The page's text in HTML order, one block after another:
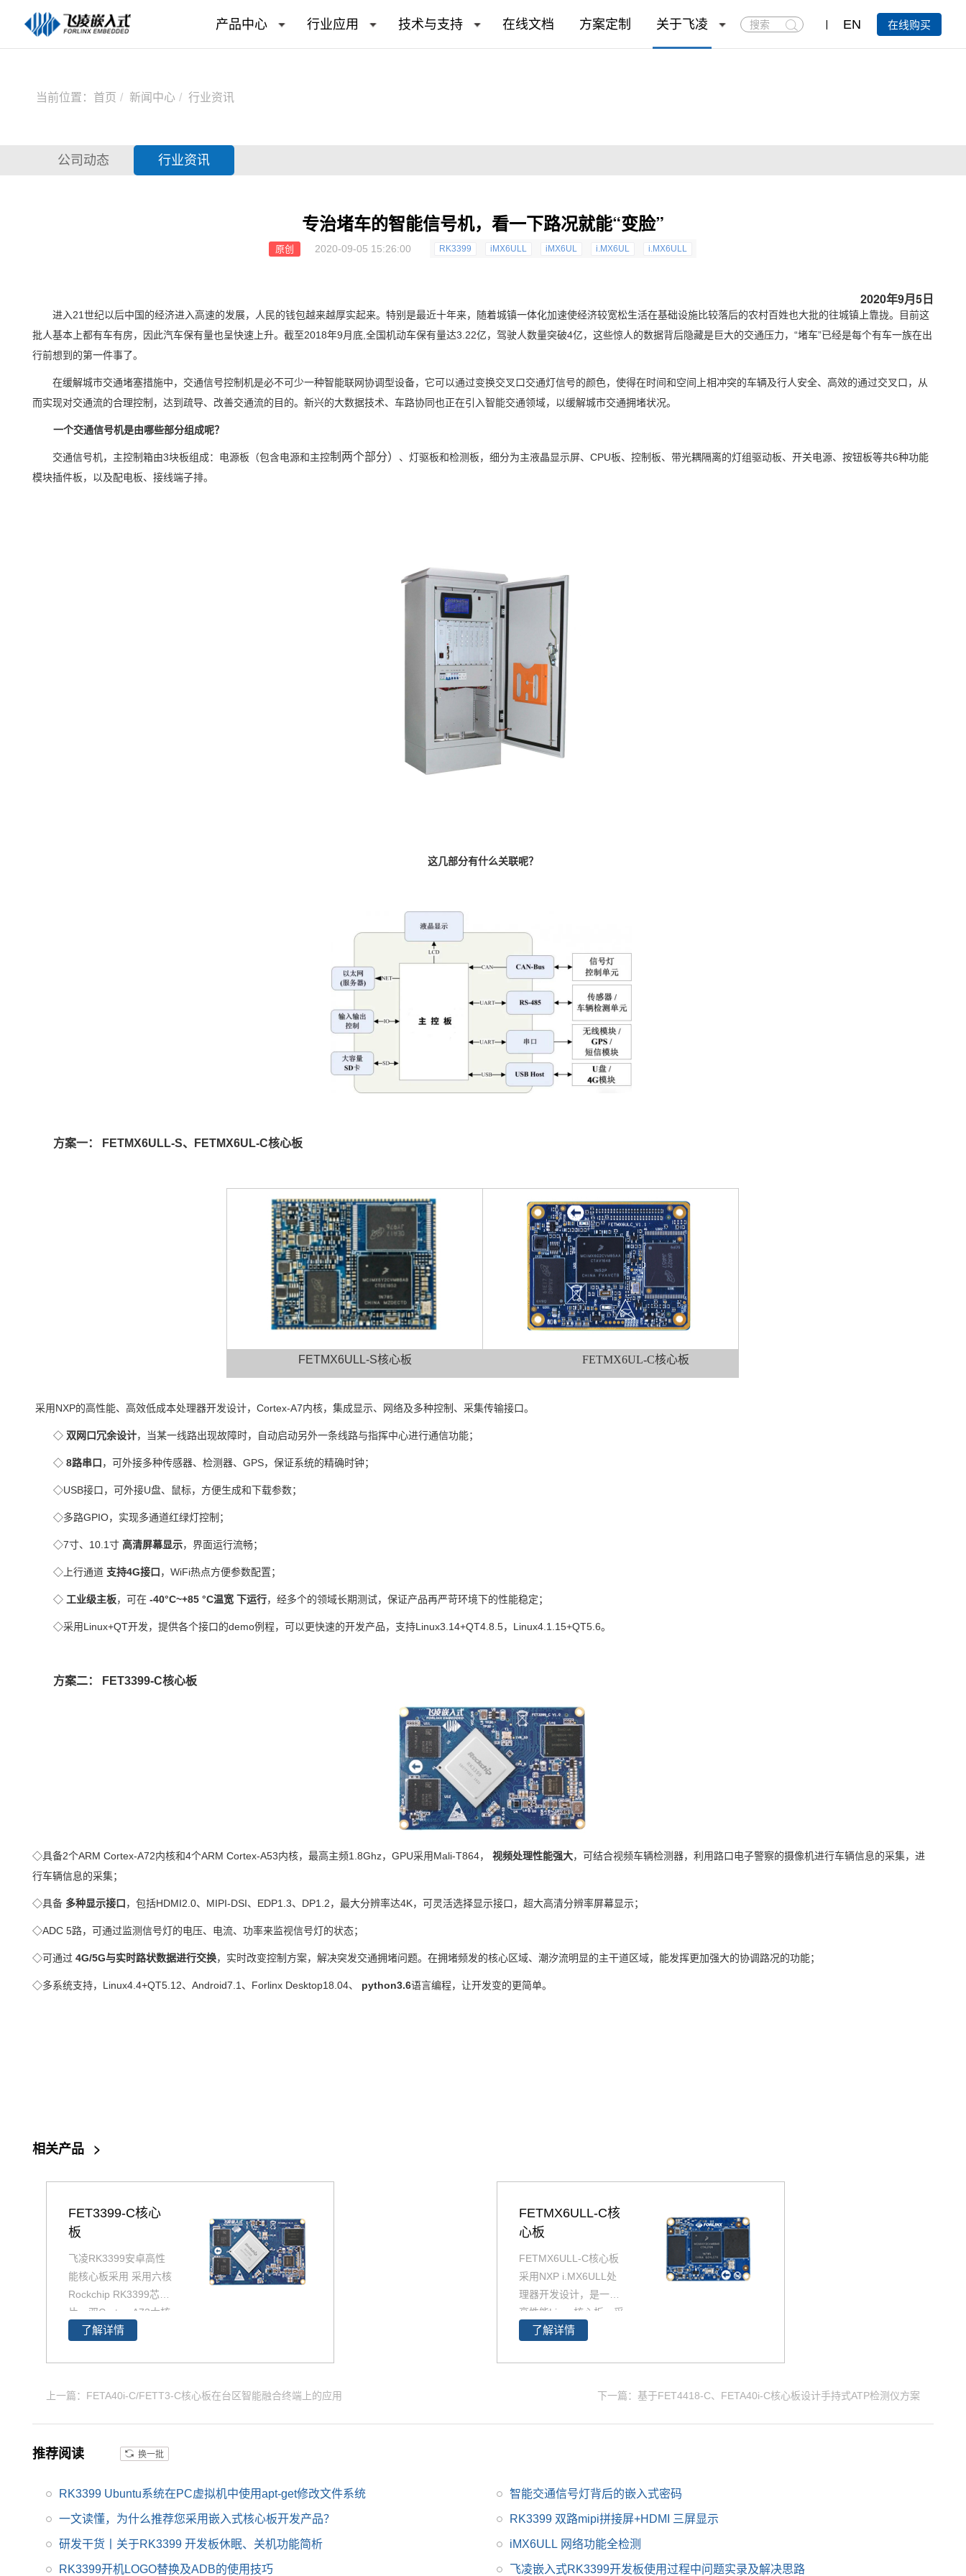
产品中心 行业应用 技术与支持 在线文档 方案定制 关于飞凌
搜
索
EN 在线购买
当前位置： 首页 新闻中心 行业资讯
公司动态 行业资讯
专治堵车的智能信号机，看一下路况就能“变脸”
原创 2020-09-05 15:26:00 RK3399 iMX6ULL iMX6UL i.MX6UL i.MX6ULL
2020年9月5日
进入21世纪以后中国的经济进入高速的发展，人民的钱包越来越厚实起来。特别是最近十年来，随着城镇一体化加速使经济较宽松生活在基础设施比较落后的农村百姓也大批的往城镇上靠拢。目前这
批人基本上都有车有房，因此汽车保有量也呈快速上升。截至2018年9月底,全国机动车保有量达3.22亿，驾驶人数量突破4亿，这些惊人的数据背后隐藏是巨大的交通压力，“堵车”已经是每个有车一族在出
行前想到的第一件事了。
在缓解城市交通堵塞措施中，交通信号控制机是必不可少一种智能联网协调型设备，它可以通过变换交叉口交通灯信号的颜色，使得在时间和空间上相冲突的车辆及行人安全、高效的通过交叉口，从
而实现对交通流的合理控制，达到疏导、改善交通流的目的。新兴的大数据技术、车路协同也正在引入智能交通领域，以缓解城市交通拥堵状况。
一个交通信号机是由哪些部分组成呢？
交通信号机， 主控制箱由3块板组成：电源板 （包含电源和主控制两个部分） 、灯驱板和检测板，细分为主液晶显示屏、CPU板、控制板、带光耦隔离的灯组驱动板、开关电源、按钮板等共6种功能
模块插件板，以及配电板、接线端子排。
这几部分有什么关联呢？
方案一： FETMX6ULL-S、 FETMX6UL-C核心板
FETMX6ULL-S核心板 FETMX6UL-C核心板
采用NXP的高性能、高效低成本处理器开发设计，Cortex-A7内核，集成显示、网络及多种控制、采集传输接口。
◇ 双网口冗余设计，当某一线路出现故障时，自动启动另外一条线路与指挥中心进行通信功能；
◇ 8路串口，可外接多种传感器、检测器、GPS，保证系统的精确时钟；
◇USB接口，可外接U盘、鼠标，方便生成和下载参数；
◇多路GPIO，实现多通道红绿灯控制；
◇7寸、10.1寸 高清屏幕显示，界面运行流畅；
◇上行通道 支持4G接口，WiFi热点方便参数配置；
◇ 工业级主板， 可在 -40°C~+85 °C温宽 下运行，经多个的领域长期测试，保证产品再严苛环境下的性能稳定；
◇采用Linux+QT开发，提供各个接口的demo例程，可以更快速的开发产品，支持Linux3.14+QT4.8.5，Linux4.1.15+QT5.6。
方案二： FET3399-C核心板
◇具备2个ARM Cortex-A72内核和4个ARM Cortex-A53内核，最高主频1.8Ghz，GPU采用Mali-T864，视频处理性能强大，可结合视频车辆检测器，利用路口电子警察的摄像机进行车辆信息的采集，进
行车辆信息的采集；
◇具备 多种显示接口，包括HDMI2.0、MIPI-DSI、EDP1.3、DP1.2，最大分辨率达4K，可灵活选择显示接口，超大高清分辨率屏幕显示；
◇ADC 5路，可通过监测信号灯的电压、电流、功率来监视信号灯的状态；
◇可通过4G/5G与实时路状数据进行交换，实时改变控制方案，解决突发交通拥堵问题。在拥堵频发的核心区域、潮汐流明显的主干道区域，能发挥更加强大的协调路况的功能；
◇多系统支持，Linux4.4+QT5.12、Android7.1、Forlinx Desktop18.04、 python3.6语言编程，让开发变的更简单。
相关产品 >
FET3399-C核心
板
飞凌RK3399安卓高性
能核心板采用 采用六核
Rockchip RK3399芯
片，双Cortex-A72大核
+四Cortex-A53小核结
存等作了大幅优化，在
面积三个方面提升。以
板方案及其性能做具体
399系列核心板有兴
了解详情
FETMX6ULL-C核
心板
FETMX6ULL-C核心板
采用NXP i.MX6ULL处
理器开发设计，是一款
高性能Linux核心板，采
用低功耗的ARM Corte
达800MHz。iMX6ULL
X6ULL这款处理器功能
了解详情
上一篇：FETA40i-C/FETT3-C核心板在台区智能融合终端上的应用 下一篇：基于FET4418-C、FETA40i-C核心板设计手持式ATP检测仪方案
推荐阅读 换一批
RK3399 Ubuntu系统在PC虚拟机中使用apt-get修改文件系统 智能交通信号灯背后的嵌入式密码
一文读懂，为什么推荐您采用嵌入式核心板开发产品？ RK3399 双路mipi拼接屏+HDMI 三屏显示
研发干货丨关于RK3399 开发板休眠、关机功能简析 iMX6ULL 网络功能全检测
RK3399开机LOGO替换及ADB的使用技巧 飞凌嵌入式RK3399开发板使用过程中问题实录及解决思路